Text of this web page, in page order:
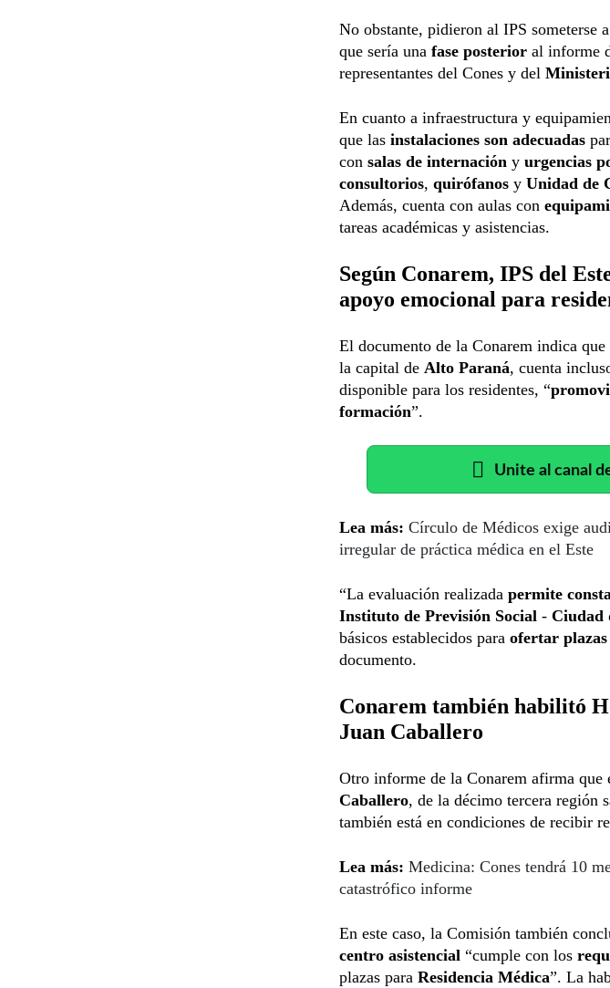
No obstante, pidieron al IPS someterse
que sería una fase posterior al informe
representantes del Cones y del
En cuanto a infraestructura y
que las instalaciones son adecuadas
con salas de internación y urgencias
consultorios, quirófanos y Unidad de
Además, cuenta con aulas con
tareas académicas y asistencias.
Según Conarem, IPS del
apoyo emocional para
El documento de la Conarem indica
la capital de Alto Paraná, cuenta
disponible para los residentes, “
formación”.
Unite al canal
Lea más: Círculo de Médicos exige
irregular de práctica médica en el Este
“La evaluación realizada permite
Instituto de Previsión Social - Ciudad
básicos establecidos para ofertar plazas
documento.
Conarem también habilitó
Juan Caballero
Otro informe de la Conarem afirma que
Caballero, de la décimo tercera región
también está en condiciones de recibir
Lea más: Medicina: Cones tendrá 10
catastrófico informe
En este caso, la Comisión también
centro asistencial “cumple con los
plazas para Residencia Médica”. La